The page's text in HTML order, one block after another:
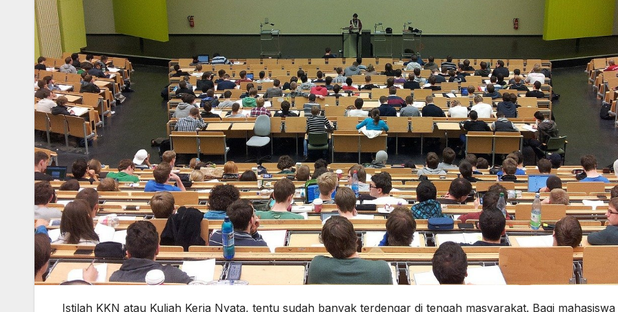
Istilah KKN atau Kuliah Kerja Nyata, tentu sudah banyak terdengar di tengah masyarakat. Bagi